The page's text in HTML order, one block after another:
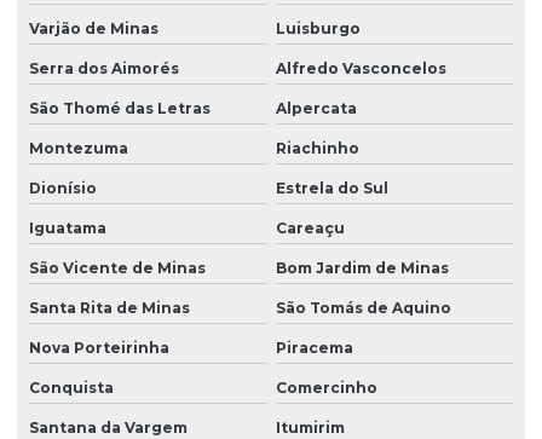
Varjão de Minas Luisburgo
Serra dos Aimorés Alfredo Vasconcelos
São Thomé das Letras Alpercata
Montezuma Riachinho
Dionísio Estrela do Sul
Iguatama Careaçu
São Vicente de Minas Bom Jardim de Minas
Santa Rita de Minas São Tomás de Aquino
Nova Porteirinha Piracema
Conquista Comercinho
Santana da Vargem Itumirim